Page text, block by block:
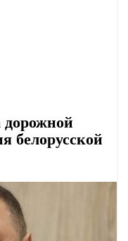
белорусской